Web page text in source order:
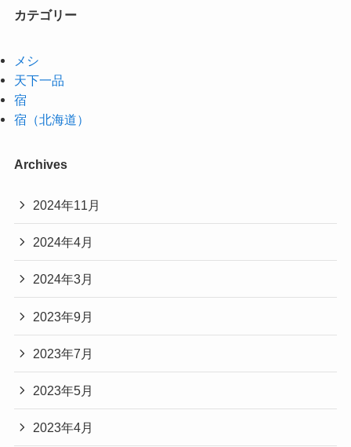
カテゴリー
メシ
天下一品
宿
宿（北海道）
Archives
2024年11月
2024年4月
2024年3月
2023年9月
2023年7月
2023年5月
2023年4月